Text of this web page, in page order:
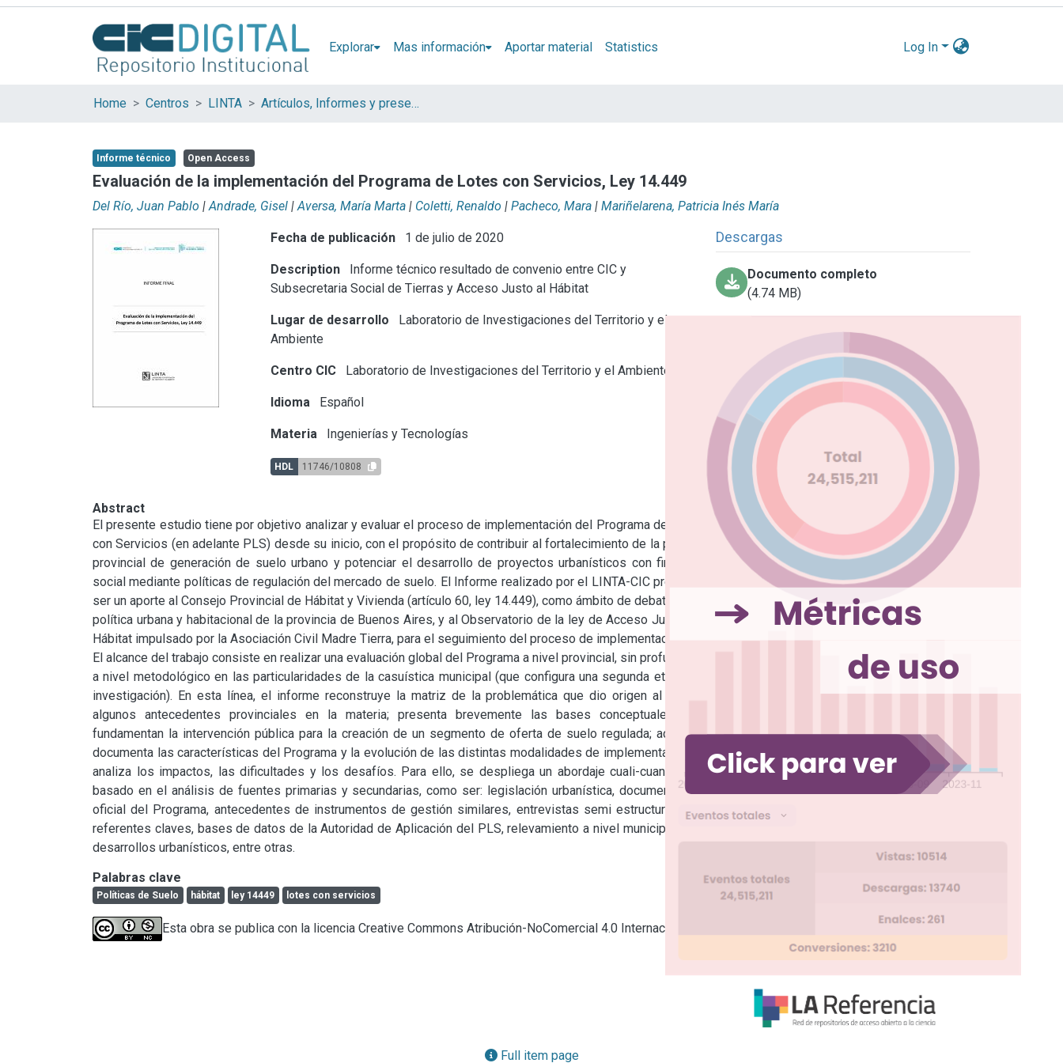
Explorar Mas información Aportar material Statistics Log In
Home Centros LINTA Artículos, Informes y presentaciones en Congresos LINTA
Informe técnico Open Access
Evaluación de la implementación del Programa de Lotes con Servicios, Ley 14.449
Del Río, Juan Pablo | Andrade, Gisel | Aversa, María Marta | Coletti, Renaldo | Pacheco, Mara | Mariñelarena, Patricia Inés María
Fecha de publicación 1 de julio de 2020
Description
Informe técnico resultado de convenio entre CIC y
Subsecretaria Social de Tierras y Acceso Justo al Hábitat
Lugar de desarrollo
Laboratorio de Investigaciones del Territorio y el
Ambiente
Centro CIC Laboratorio de Investigaciones del Territorio y el Ambiente
Idioma Español
Materia Ingenierías y Tecnologías
HDL 11746/10808
Descargas
Documento completo
(4.74 MB)
Abstract
El presente estudio tiene por objetivo analizar y evaluar el proceso de implementación del Programa de Lotes
con Servicios (en adelante PLS) desde su inicio, con el propósito de contribuir al fortalecimiento de la política
provincial de generación de suelo urbano y potenciar el desarrollo de proyectos urbanísticos con finalidad
social mediante políticas de regulación del mercado de suelo. El Informe realizado por el LINTA-CIC pretende
ser un aporte al Consejo Provincial de Hábitat y Vivienda (artículo 60, ley 14.449), como ámbito de debate de la
política urbana y habitacional de la provincia de Buenos Aires, y al Observatorio de la ley de Acceso Justos al
Hábitat impulsado por la Asociación Civil Madre Tierra, para el seguimiento del proceso de implementación.
El alcance del trabajo consiste en realizar una evaluación global del Programa a nivel provincial, sin profundizar
a nivel metodológico en las particularidades de la casuística municipal (que configura una segunda etapa de
investigación). En esta línea, el informe reconstruye la matriz de la problemática que dio origen al PLS y
algunos antecedentes provinciales en la materia; presenta brevemente las bases conceptuales que
fundamentan la intervención pública para la creación de un segmento de oferta de suelo regulada; además,
documenta las características del Programa y la evolución de las distintas modalidades de implementación; y
analiza los impactos, las dificultades y los desafíos. Para ello, se despliega un abordaje cuali-cuantitativo
basado en el análisis de fuentes primarias y secundarias, como ser: legislación urbanística, documentación
oficial del Programa, antecedentes de instrumentos de gestión similares, entrevistas semi estructuradas a
referentes claves, bases de datos de la Autoridad de Aplicación del PLS, relevamiento a nivel municipal y de
desarrollos urbanísticos, entre otras.
Palabras clave
Políticas de Suelo hábitat ley 14449 lotes con servicios
Esta obra se publica con la licencia Creative Commons Atribución-NoComercial 4.0 Internacional
Full item page